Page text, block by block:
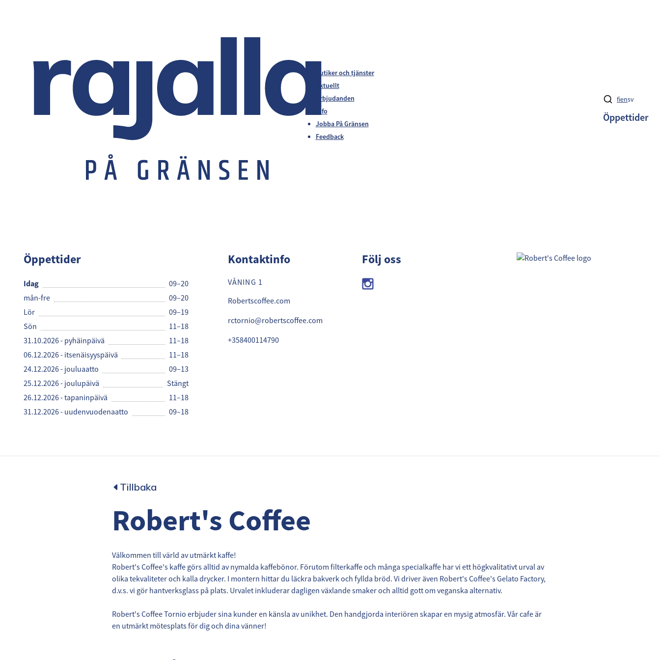
Butiker och tjänster
Aktuellt
Erbjudanden
Info
Jobba På Gränsen
Feedback
fiensv
Öppettider
Öppettider
Idag
09–20
mån-fre
09–20
Lör
09–19
Sön
11–18
31.10.2026 - pyhäinpäivä
11–18
06.12.2026 - itsenäisyyspäivä
11–18
24.12.2026 - jouluaatto
09–13
25.12.2026 - joulupäivä
Stängt
26.12.2026 - tapaninpäivä
11–18
31.12.2026 - uudenvuodenaatto
09–18
Kontaktinfo
VÅNING 1
Robertscoffee.com
rctornio@robertscoffee.com
+358400114790
Följ oss
Tillbaka
Robert's Coffee
Välkommen till värld av utmärkt kaffe!
Robert's Coffee's kaffe görs alltid av nymalda kaffebönor. Förutom filterkaffe och många specialkaffe har vi ett högkvalitativt urval av
olika tekvaliteter och kalla drycker. I montern hittar du läckra bakverk och fyllda bröd. Vi driver även Robert's Coffee's Gelato Factory,
d.v.s. vi gör hantverksglass på plats. Urvalet inkluderar dagligen växlande smaker och alltid gott om veganska alternativ.
Robert's Coffee Tornio erbjuder sina kunder en känsla av unikhet. Den handgjorda interiören skapar en mysig atmosfär. Vår cafe är
en utmärkt mötesplats för dig och dina vänner!